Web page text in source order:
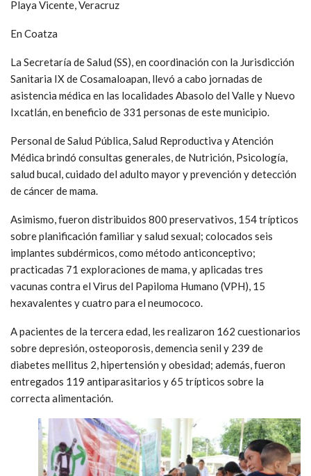
Playa Vicente, Veracruz
En Coatza
La Secretaría de Salud (SS), en coordinación con la Jurisdicción
Sanitaria IX de Cosamaloapan, llevó a cabo jornadas de
asistencia médica en las localidades Abasolo del Valle y Nuevo
Ixcatlán, en beneficio de 331 personas de este municipio.
Personal de Salud Pública, Salud Reproductiva y Atención
Médica brindó consultas generales, de Nutrición, Psicología,
salud bucal, cuidado del adulto mayor y prevención y detección
de cáncer de mama.
Asimismo, fueron distribuidos 800 preservativos, 154 trípticos
sobre planificación familiar y salud sexual; colocados seis
implantes subdérmicos, como método anticonceptivo;
practicadas 71 exploraciones de mama, y aplicadas tres
vacunas contra el Virus del Papiloma Humano (VPH), 15
hexavalentes y cuatro para el neumococo.
A pacientes de la tercera edad, les realizaron 162 cuestionarios
sobre depresión, osteoporosis, demencia senil y 239 de
diabetes mellitus 2, hipertensión y obesidad; además, fueron
entregados 119 antiparasitarios y 65 trípticos sobre la
correcta alimentación.